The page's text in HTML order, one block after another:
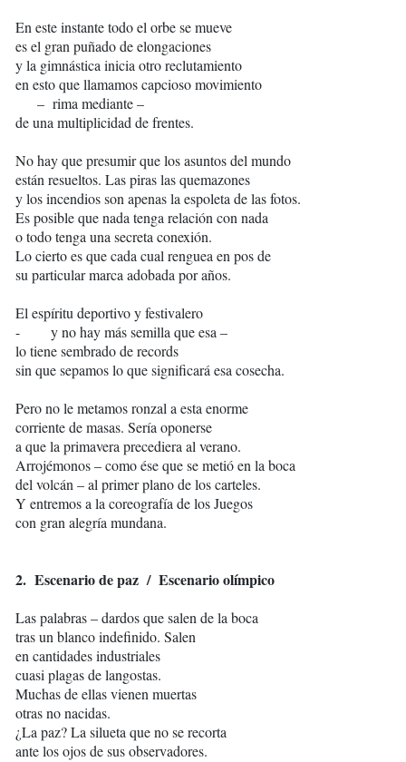
En este instante todo el orbe se mueve
es el gran puñado de elongaciones
y la gimnástica inicia otro reclutamiento
en esto que llamamos capcioso movimiento
– rima mediante –
de una multiplicidad de frentes.
No hay que presumir que los asuntos del mundo
están resueltos. Las piras las quemazones
y los incendios son apenas la espoleta de las fotos.
Es posible que nada tenga relación con nada
o todo tenga una secreta conexión.
Lo cierto es que cada cual renguea en pos de
su particular marca adobada por años.
El espíritu deportivo y festivalero
- y no hay más semilla que esa –
lo tiene sembrado de records
sin que sepamos lo que significará esa cosecha.
Pero no le metamos ronzal a esta enorme
corriente de masas. Sería oponerse
a que la primavera precediera al verano.
Arrojémonos – como ése que se metió en la boca
del volcán – al primer plano de los carteles.
Y entremos a la coreografía de los Juegos
con gran alegría mundana.
2. Escenario de paz / Escenario olímpico
Las palabras – dardos que salen de la boca
tras un blanco indefinido. Salen
en cantidades industriales
cuasi plagas de langostas.
Muchas de ellas vienen muertas
otras no nacidas.
¿La paz? La silueta que no se recorta
ante los ojos de sus observadores.